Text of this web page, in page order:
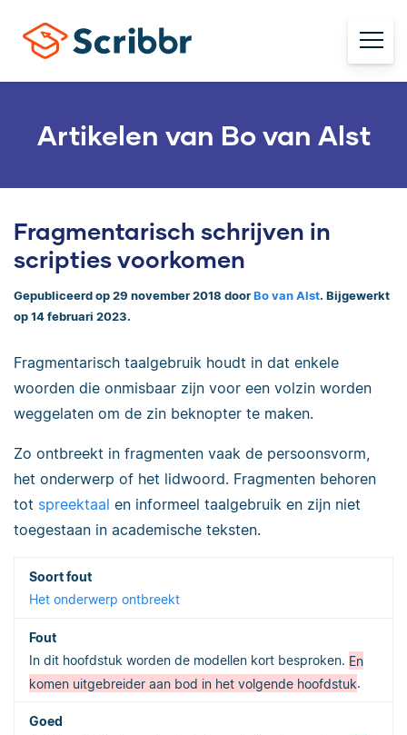
Artikelen van Bo van Alst
Fragmentarisch schrijven in
scripties voorkomen
Gepubliceerd op 29 november 2018 door Bo van Alst. Bijgewerkt
op 14 februari 2023.
Fragmentarisch taalgebruik houdt in dat enkele
woorden die onmisbaar zijn voor een volzin worden
weggelaten om de zin beknopter te maken.
Zo ontbreekt in fragmenten vaak de persoonsvorm,
het onderwerp of het lidwoord. Fragmenten behoren
tot spreektaal en informeel taalgebruik en zijn niet
toegestaan in academische teksten.
Het onderwerp ontbreekt
In dit hoofdstuk worden de modellen kort besproken. En
komen uitgebreider aan bod in het volgende hoofdstuk.